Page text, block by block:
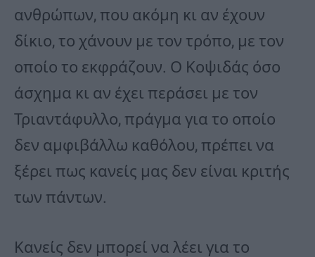
ανθρώπων, που ακόμη κι αν έχουν
δίκιο, το χάνουν με τον τρόπο, με τον
οποίο το εκφράζουν. Ο Κοψιδάς όσο
άσχημα κι αν έχει περάσει με τον
Τριαντάφυλλο, πράγμα για το οποίο
δεν αμφιβάλλω καθόλου, πρέπει να
ξέρει πως κανείς μας δεν είναι κριτής
των πάντων.
Κανείς δεν μπορεί να λέει για το